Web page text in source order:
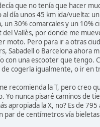
que no tenía que hacer
al día unos 45 km ida/vuelta:
un 30% comarcales y un 10%
del Vallès, por donde me
moto. Pero para ir a otras
Sabadell o Barcelona ahora
con una escooter que tengo.
de cogerla igualmente, o ir en
recomienda la T, pero creo
Yo nunca pisaré caminos de
apropiada la X, no? Es de
par de centímetros vía